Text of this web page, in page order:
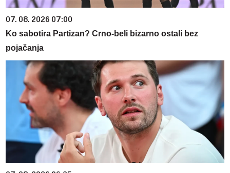
07. 08. 2026 07:00
Ko sabotira Partizan? Crno-beli bizarno ostali bez
pojačanja